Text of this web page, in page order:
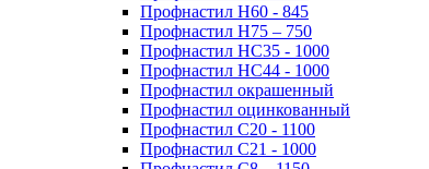
Профнастил Н60 - 845
Профнастил Н75 – 750
Профнастил НС35 - 1000
Профнастил НС44 - 1000
Профнастил окрашенный
Профнастил оцинкованный
Профнастил С20 - 1100
Профнастил С21 - 1000